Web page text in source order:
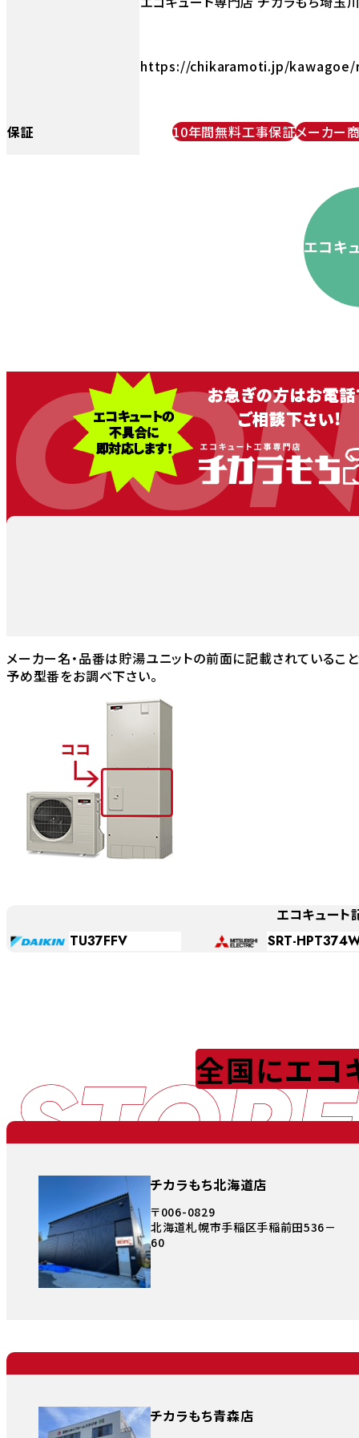
https://chikaramoti.jp/kawagoe/
保証 10年間無料工事保証メーカー
エコキ
メーカー名・品番は貯湯ユニットの前面に記載されていること
予め型番をお調べ下さい。
エコキュート
TU37FFV SRT-
STORE
全国にエコ
チカラもち北海道店
〒006-0829
北海道札幌市手稲区手稲前田536－
60
チカラもち青森店